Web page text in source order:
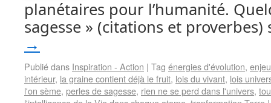
planétaires pour l’humanité.
sagesse » (citations et
→
Publié dans Inspiration - Action | Tag énergies d'évolution,
intérieur, la graine contient déjà le fruit, lois du vivant, lois
l'on sème, perles de sagesse, rien ne se perd dans l'univers,